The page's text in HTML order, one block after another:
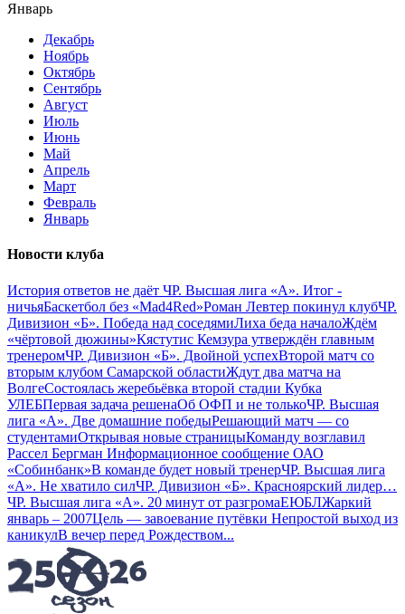
Январь
Декабрь
Ноябрь
Октябрь
Сентябрь
Август
Июль
Июнь
Май
Апрель
Март
Февраль
Январь
Новости клуба
История ответов не даёт ЧР. Высшая лига «А». Итог -
ничьяБаскетбол без «Mad4Red»Роман Левтер покинул клубЧР.
Дивизион «Б». Победа над соседямиЛиха беда началоЖдём
«чёртовой дюжины»Кястутис Кемзура утверждён главным
тренеромЧР. Дивизион «Б». Двойной успехВторой матч со
вторым клубом Самарской областиЖдут два матча на
ВолгеСостоялась жеребьёвка второй стадии Кубка
УЛЕБПервая задача решенаОб ОФП и не толькоЧР. Высшая
лига «А». Две домашние победыРешающий матч — со
студентамиОткрывая новые страницыКоманду возглавил
Рассел Бергман Информационное сообщение ОАО
«Собинбанк»В команде будет новый тренерЧР. Высшая лига
«А». Не хватило силЧР. Дивизион «Б». Красноярский лидер…
ЧР. Высшая лига «А». 20 минут от разгромаЕЮБЛЖаркий
январь – 2007Цель — завоевание путёвки Непростой выход из
каникулВ вечер перед Рождеством...